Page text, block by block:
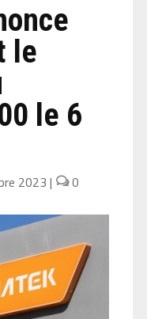
le
le 6
2023 |
0